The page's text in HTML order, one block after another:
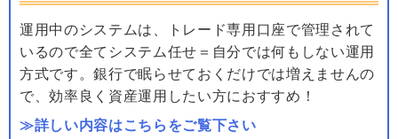
運用中のシステムは、トレード専用口座で管理されて
いるので全てシステム任せ＝自分では何もしない運用
方式です。銀行で眠らせておくだけでは増えませんの
で、効率良く資産運用したい方におすすめ！
≫詳しい内容はこちらをご覧下さい